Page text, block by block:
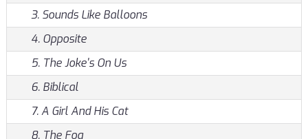
3. Sounds Like Balloons
4. Opposite
5. The Joke's On Us
6. Biblical
7. A Girl And His Cat
8. The Fog